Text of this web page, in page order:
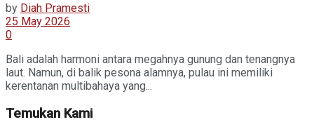
by Diah Pramesti
25 May 2026
0
Bali adalah harmoni antara megahnya gunung dan tenangnya
laut. Namun, di balik pesona alamnya, pulau ini memiliki
kerentanan multibahaya yang...
Temukan Kami